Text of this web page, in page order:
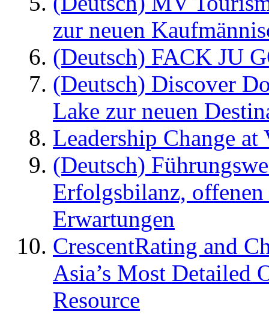
zur neuen
(Deutsch) FACK JU
(Deutsch) Discover
Lake zur neuen
Leadership Change
(Deutsch)
Erfolgsbilanz,
Erwartungen
CrescentRating and
Asia’s Most Detailed
Resource